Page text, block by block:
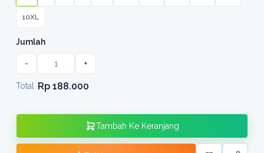
10XL
Jumlah
- +
Total Rp 188.000
Tambah Ke Keranjang